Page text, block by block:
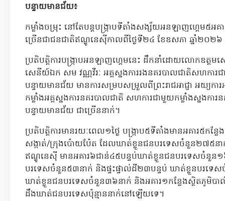
បន្ទាយមានជ័យ៖
កម្លាំងចម្រុះ នៅតែបន្តបង្ក្រាបទីតាំងសង្ស័យអនឡាញហ្គេម៥
ច្រើនជាជនជាតិឥណ្ឌូនេស៊ីកាលពីថ្ងៃទី២៤ ខែឧសភា ឆ្នាំ២០
ប្រតិបត្តិការបង្ក្រាបអនឡាញហ្គេមនេះ ដឹកនាំដោយលោកឧ
សេនីយ៍ឯក សម វណ្ណវីរៈ អគ្គស្នងការរងនគរបាលជាតិសហក
បន្ទាយមានជ័យ មានការសម្របសម្រួលពីព្រះរាជអាជ្ញា អយ្យក
កម្លាំងអគ្គស្នងការនគរបាលជាតិ សហការជាមួយកម្លាំងស្នងការន
បន្ទាយមានជ័យ ជាច្រើននាក់។
ប្រតិបត្តិការមានរយៈពេល១ថ្ងៃ បង្ក្រាប៥ទីតាំងមានអគារ៥កន្
សង្កាត់/ក្រុងប៉ោយប៉ែត ដែលឃាត់ខ្លួនជនបរទេសចំនួន២៧៥នា
ឥណ្ឌូនេស៊ី មានអគារ៦ជាន់៤៥បន្ទប់ឃាត់ខ្លួនជនបរទេសចំនួន
បរទេសចំនួន៥៣នាក់ និងផ្ទះផ្ទាល់ដី២៣បន្ទប់ ឃាត់ខ្លួនបរទេ
ឃាត់ខ្លួនជនបរទេសចំនួន៣៦នាក់ និងអគារ១កន្លែងស្ថិតភូមិ
ដឹងឃាត់ជនបរទេសប៉ុន្មាននាក់នៅឡើយទេ។